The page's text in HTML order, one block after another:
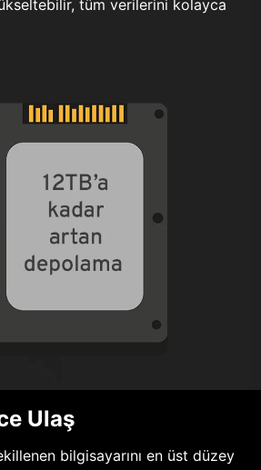
tüm verilerini kolayca
Ulaş
bilgisayarını en üst düzey